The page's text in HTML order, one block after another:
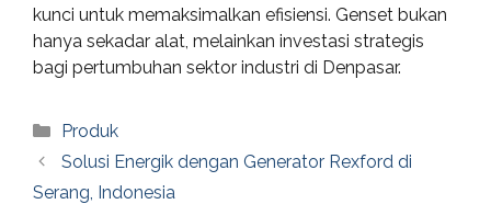
kunci untuk memaksimalkan efisiensi. Genset bukan
hanya sekadar alat, melainkan investasi strategis
bagi pertumbuhan sektor industri di Denpasar.
Categories
Produk
Solusi Energik dengan Generator Rexford di
Serang, Indonesia